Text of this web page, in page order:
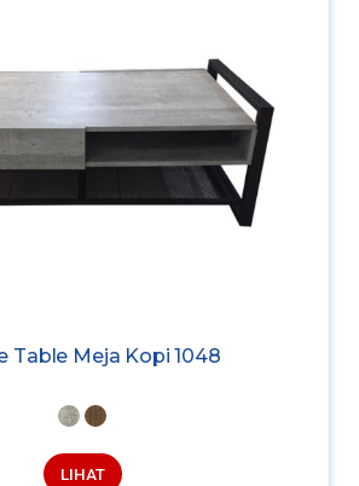
Table Meja Kopi 1048
LIHAT